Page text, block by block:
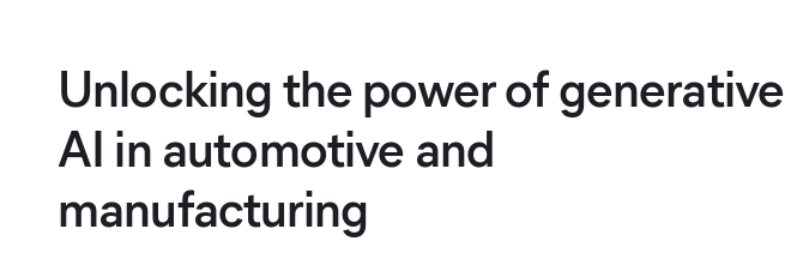
Unlocking the power of generative
AI in automotive and
manufacturing